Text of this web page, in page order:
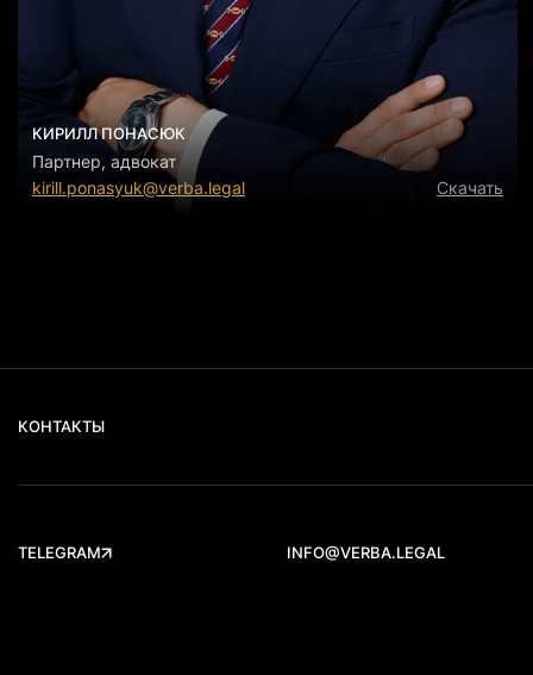
КИРИЛЛ ПОНАСЮК
Партнер, адвокат
kirill.ponasyuk@verba.legal
Скачать
КОНТАКТЫ
TELEGRAM INFO@VERBA.LEGAL